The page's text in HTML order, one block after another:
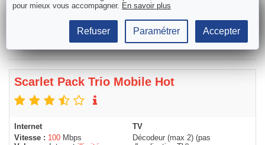
Scarlet Pack Trio Mobile Hot
Internet
Vitesse : 100 Mbps
TV
Décodeur (max 2) (pas
pour mieux vous accompagner. En savoir plus
Refuser Paramétrer Accepter